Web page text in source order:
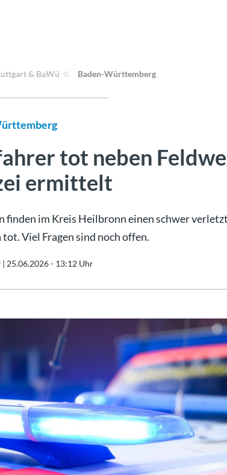
& BaWü Baden-Württemberg
tot neben
ermittelt
finden im Kreis Heilbronn einen schwer
Viel Fragen sind noch offen.
| 25.06.2026 - 13:12 Uhr